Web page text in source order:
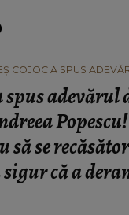
COJOC A SPUS
SAU NU SĂ SE
CA SIGUR CĂ A
spus adevărul
să se
că a